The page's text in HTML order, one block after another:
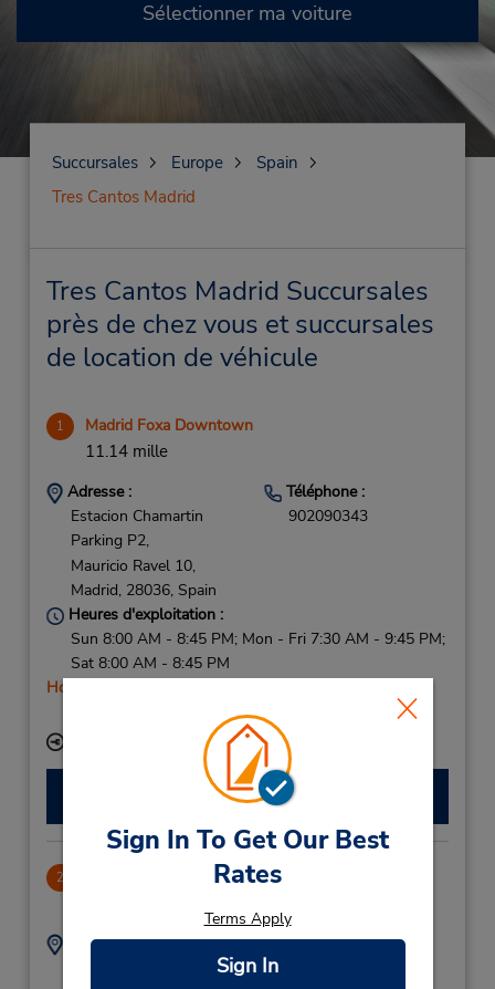
Sign In To Get Our Best
Rates
Terms Apply
Sign In
Sélectionner ma voiture
Succursales Europe
Spain
Tres Cantos Madrid
Tres Cantos Madrid Succursales
près de chez vous et succursales
de location de véhicule
1 Madrid Foxa Downtown
11.14 mille
Adresse :
Estacion Chamartin
Parking P2,
Mauricio Ravel 10,
Madrid, 28036, Spain
Téléphone :
902090343
Heures d'exploitation :
Sun 8:00 AM - 8:45 PM; Mon - Fri 7:30 AM - 9:45 PM;
Sat 8:00 AM - 8:45 PM
Holiday Hours
Free pickup service available
Succursale avec boîte de dépôt des clés
Faire une réservation
2 CLOSED 2021-10-22
Adresse :
Téléphone :